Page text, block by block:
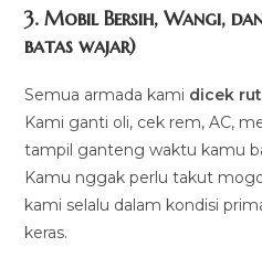
3. Mobil Bersih, Wangi,
batas wajar)
Semua armada kami dicek
Kami ganti oli, cek rem, AC,
tampil ganteng waktu kamu
Kamu nggak perlu takut
kami selalu dalam kondisi
keras.